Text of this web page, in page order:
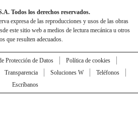
Todos los derechos reservados.
expresa de las reproducciones y usos de las obras
este sitio web a medios de lectura mecánica u otros
que resulten adecuados.
Protección de Datos
Política de cookies
Transparencia Soluciones W
Teléfonos
Escríbanos